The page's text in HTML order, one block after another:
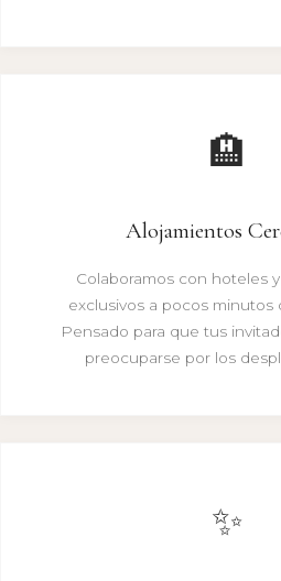
🏨
Alojamientos
Colaboramos con hoteles
exclusivos a pocos minutos
Pensado para que tus
preocuparse por los
✨